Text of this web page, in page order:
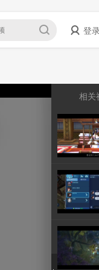
登
相关